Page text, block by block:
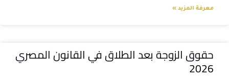
معرفة المزيد »
حقوق الزوجة بعد الطلاق في القانون المصري
2026